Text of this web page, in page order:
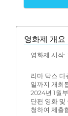
영화제 개요
영화제 시작
리마 닥스 다
일까지 개최
2024년 1월
단편 영화 및
청하여 제출